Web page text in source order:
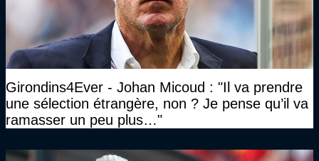
Girondins4Ever - Johan Micoud : "Il va prendre
une sélection étrangère, non ? Je pense qu’il va
ramasser un peu plus…"